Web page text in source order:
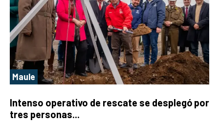
Maule
Intenso operativo de rescate se desplegó por
tres personas...